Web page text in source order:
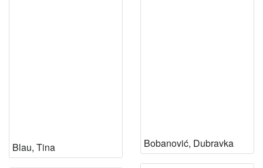
Blau, Tina Bobanović, Dubravka